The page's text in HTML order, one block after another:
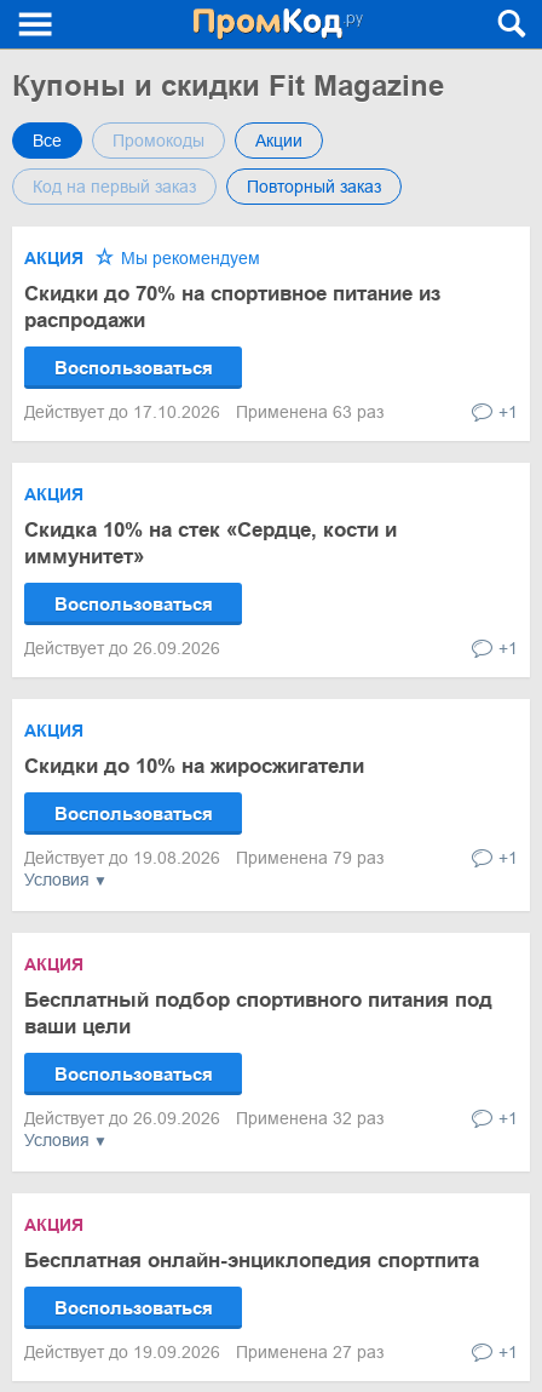
Купоны и скидки Fit Magazine
Все Промокоды Акции
Код на первый заказ Повторный заказ
АКЦИЯ Мы рекомендуем
Скидки до 70% на спортивное питание из
распродажи
Воспользоваться
Действует до 17.10.2026 Применена 63 раз +1
АКЦИЯ
Скидка 10% на стек «Сердце, кости и
иммунитет»
Воспользоваться
Действует до 26.09.2026 +1
Условия
АКЦИЯ
Скидки до 10% на жиросжигатели
Воспользоваться
Действует до 19.08.2026 Применена 79 раз +1
Условия
АКЦИЯ
Бесплатный подбор спортивного питания под
ваши цели
Воспользоваться
Действует до 26.09.2026 Применена 32 раз +1
АКЦИЯ
Бесплатная онлайн-энциклопедия спортпита
Воспользоваться
Действует до 19.09.2026 Применена 27 раз +1